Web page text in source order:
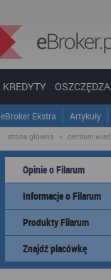
KREDYTY
eBroker Ekstra Artykuły
strona główna » centrum
Opinie o Filarum
Informacje o Filarum
Produkty Filarum
Znajdź placówkę